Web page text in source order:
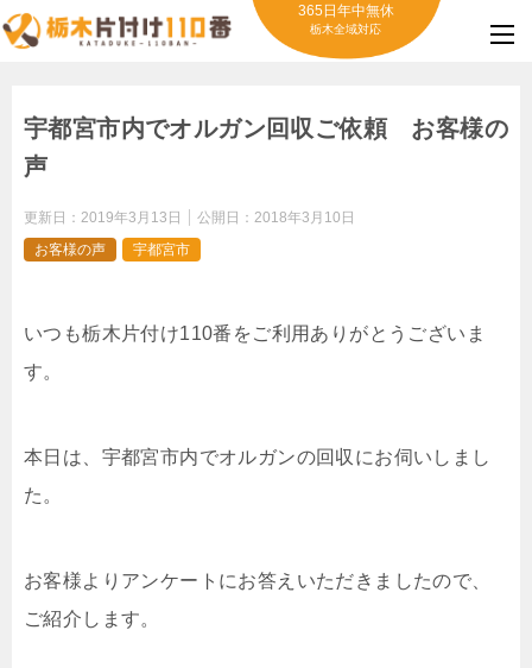
365日年中無休
栃木全域対応
宇都宮市内でオルガン回収ご依頼 お客様の
声
更新日： 2019年3月13日 公開日： 2018年3月10日
お客様の声
宇都宮市
いつも栃木片付け110番をご利用ありがとうございま
す。
本日は、宇都宮市内でオルガンの回収にお伺いしまし
た。
お客様よりアンケートにお答えいただきましたので、
ご紹介します。